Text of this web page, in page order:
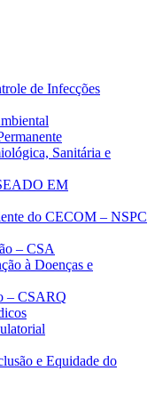
de Infecções
Sanitária e
EM
do CECOM – NSPC
– CSA
à Doenças e
– CSARQ
e Equidade do